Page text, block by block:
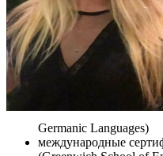
Germanic Languages)
международные